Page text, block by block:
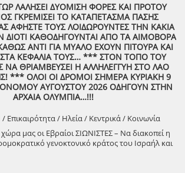
μια συνάντηση ανθρώπων, μια κοινή ανάσα,
πολιτισμός γεννιέται εκεί όπου μοιραζόμαστε,
μαζί. Την Δευτέρα 10 Αυγούστου, στις
ένα Συμπόσιον Τέχνης, με «Ιστορίες και
χώρο της πέτρινης εκκλησίας στα
κοντά μας! Γιάννης Κορίζης – Δημήτρης
του Δήμος Πύργου / Municipality Of
ΛΑΛΗΣΕΙ ΔΥΟΜΙΣΗ ΦΟΡΕΣ ΚΑΙ ΠΡΟΤΟΥ
ΓΚΡΕΜΙΣΕΙ ΤΟ ΚΑΤΑΠΕΤΑΣΜΑ ΠΑΣΗΣ
ΑΦΗΣΤΕ ΤΟΥΣ ΛΟΙΔΩΡΟΥΝΤΕΣ ΤΗΝ ΚΑΚΙΑ
ΔΙΟΤΙ ΚΑΘΟΔΗΓΟΥΝΤΑΙ ΑΠΟ ΤΑ ΑΙΜΟΒΟΡΑ
ΑΝΤΙ ΓΙΑ ΜΥΑΛΟ ΕΧΟΥΝ ΠΙΤΟΥΡΑ ΚΑΙ
ΚΕΦΑΛΙΑ ΤΟΥΣ… *** ΣΤΟΝ ΤΟΠΟ ΤΟΥ
ΝΑ ΘΡΙΑΜΒΕΥΣΕΙ Η ΑΛΛΗΛΕΓΓΥΗ ΣΤΟ ΛΑΟ
*** ΟΛΟΙ ΟΙ ΔΡΟΜΟΙ ΣΗΜΕΡΑ ΚΥΡΙΑΚΗ 9
ΑΥΓΟΥΣΤΟΥ 2026 ΟΔΗΓΟΥΝ ΣΤΗΝ
ΑΡΧΑΙΑ ΟΛΥΜΠΙΑ…!!!
/ Ηλεία / Κεντρικά / Κοινωνία
μας οι Εβραίοι ΣΙΩΝΙΣΤΕΣ – Να διακοπεί η
γενοκτονικό κράτος του Ισραήλ και
από τη Σαουδική Αραβία τους ελληνικούς